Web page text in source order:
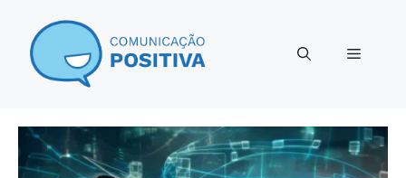
conteúdo
Menu